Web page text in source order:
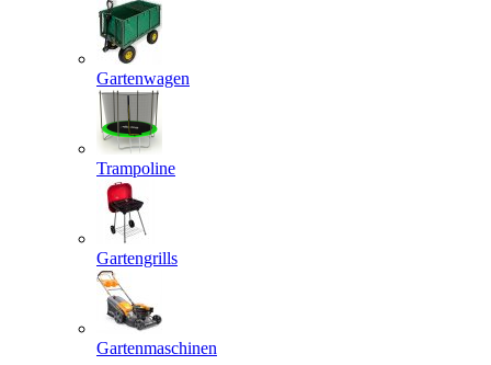
Gartenwagen
Trampoline
Gartengrills
Gartenmaschinen